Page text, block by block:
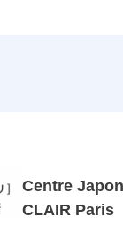
Centre
CLAIR Paris